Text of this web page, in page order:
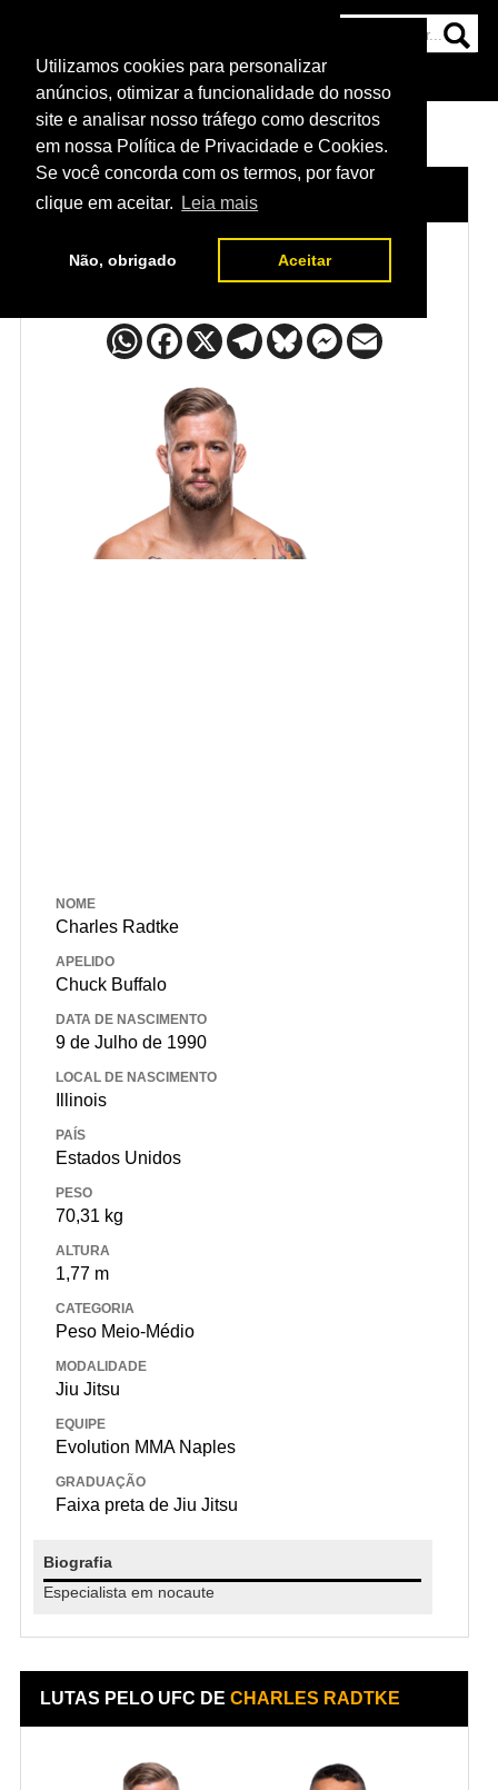
Utilizamos cookies para personalizar
anúncios, otimizar a funcionalidade do nosso
site e analisar nosso tráfego como descritos
em nossa Política de Privacidade e Cookies.
Se você concorda com os termos, por favor
clique em aceitar.
Leia mais
Não, obrigado Aceitar
NOTÍCIAS
HOME LUTADORES /
Charles Radtke
NOME
Charles Radtke
APELIDO
Chuck Buffalo
DATA DE NASCIMENTO
9 de Julho de 1990
LOCAL DE NASCIMENTO
Illinois
PAÍS
Estados Unidos
PESO
70,31 kg
ALTURA
1,77 m
CATEGORIA
Peso Meio-Médio
MODALIDADE
Jiu Jitsu
EQUIPE
Evolution MMA Naples
GRADUAÇÃO
Faixa preta de Jiu Jitsu
Biografia
Especialista em nocaute
LUTAS PELO UFC DECHARLES RADTKE